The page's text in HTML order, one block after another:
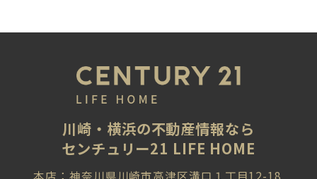
川崎・横浜の不動産情報なら
センチュリー21 LIFE HOME
本店：神奈川県川崎市高津区溝口１丁目12-18